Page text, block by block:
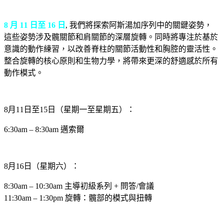
8 月 11 日至 16 日 , 我們將探索阿斯湯加序列中的關鍵姿勢，
這些姿勢涉及髖關節和肩關節的深層旋轉。同時將專注於基於
意識的動作練習，以改善脊柱的關節活動性和胸腔的靈活性。
整合旋轉的核心原則和生物力學，將帶來更深的舒適感於所有
動作模式。
8月11日至15日（星期一至星期五）：
6:30am – 8:30am 邁索爾
8月16日（星期六）：
8:30am – 10:30am 主導初級系列 + 問答/會議
11:30am – 1:30pm 旋轉：髖部的模式與扭轉